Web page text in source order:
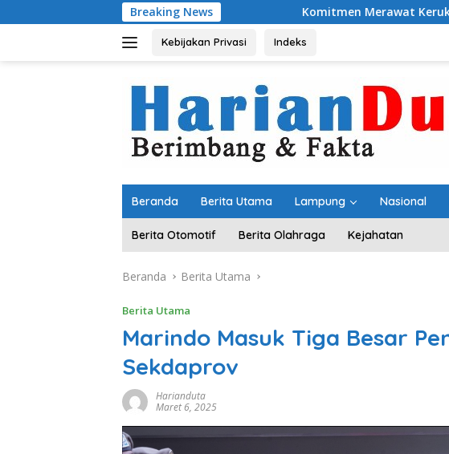
ke
Breaking NewsKomitmen Merawat Kerukunan Beragama,
Kebijakan Privasi Indeks
Beranda Berita Utama Lampung Nasional
Berita Otomotif Berita Olahraga Kejahatan
Beranda Berita Utama
Berita Utama
Marindo Masuk Tiga Besar
Sekdaprov
Harianduta
Maret 6, 2025